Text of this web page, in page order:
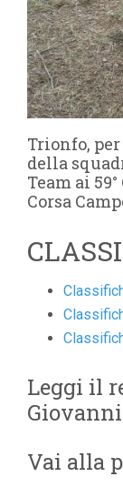
Trionfo,
della
Team ai
Corsa
Leggi il
Vai alla